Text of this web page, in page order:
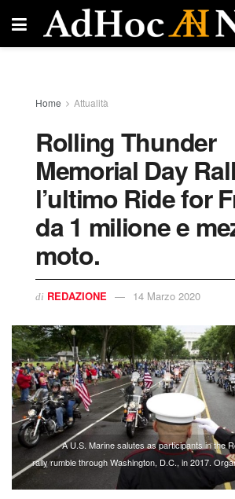
Home Attualità
Rolling Thunder
Memorial Day
l’ultimo Ride for
da 1 milione e
moto.
di REDAZIONE 14 Marzo 2020
A U.S. Marine salutes as participants in the
rally rumble through Washington, D.C., in 2017.